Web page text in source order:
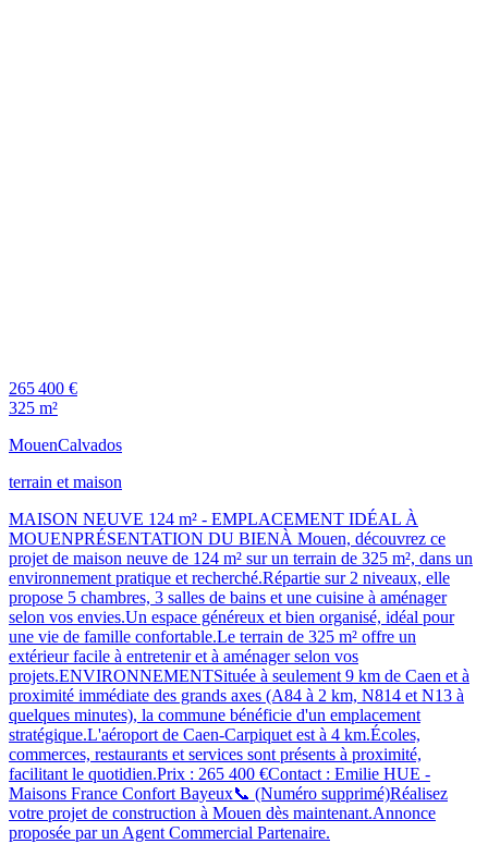
265 400 €
325 m²
MouenCalvados
terrain et maison
MAISON NEUVE 124 m² - EMPLACEMENT IDÉAL À
MOUENPRÉSENTATION DU BIENÀ Mouen, découvrez ce
projet de maison neuve de 124 m² sur un terrain de 325 m², dans un
environnement pratique et recherché.Répartie sur 2 niveaux, elle
propose 5 chambres, 3 salles de bains et une cuisine à aménager
selon vos envies.Un espace généreux et bien organisé, idéal pour
une vie de famille confortable.Le terrain de 325 m² offre un
extérieur facile à entretenir et à aménager selon vos
projets.ENVIRONNEMENTSituée à seulement 9 km de Caen et à
proximité immédiate des grands axes (A84 à 2 km, N814 et N13 à
quelques minutes), la commune bénéficie d'un emplacement
stratégique.L'aéroport de Caen-Carpiquet est à 4 km.Écoles,
commerces, restaurants et services sont présents à proximité,
facilitant le quotidien.Prix : 265 400 €Contact : Emilie HUE -
Maisons France Confort Bayeux📞 (Numéro supprimé)Réalisez
votre projet de construction à Mouen dès maintenant.Annonce
proposée par un Agent Commercial Partenaire.